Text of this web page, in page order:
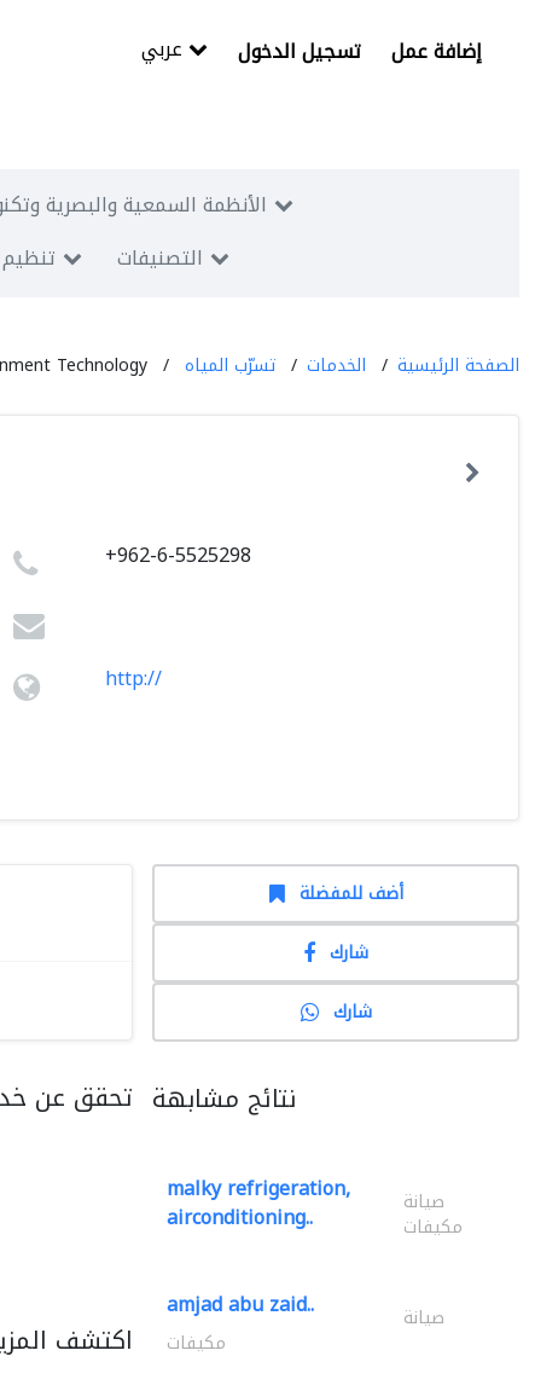
تسجيل الدخول إضافة عمل
الأنظمة السمعية والبصرية
التصنيفات
الصفحة الرئيسية الخدمات تسرّب المياه Technology
+962-6-5525298
http://
تحقق عن
اكتشف
أضف للمفضلة
شارك
شارك
نتائج مشابهة
malky refrigeration,
airconditioning.. صيانة
مكيفات
amjad abu zaid.. صيانة
مكيفات